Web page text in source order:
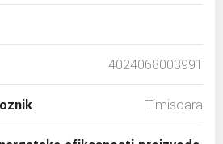
4024068003991
Timisoara